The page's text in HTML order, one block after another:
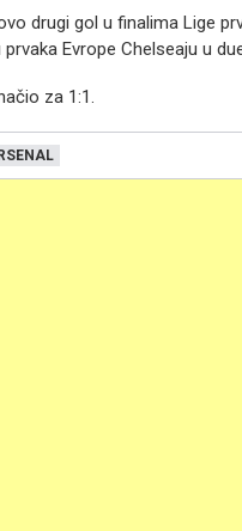
drugi gol u finalima Lige
Evrope Chelseaju u
za 1:1.